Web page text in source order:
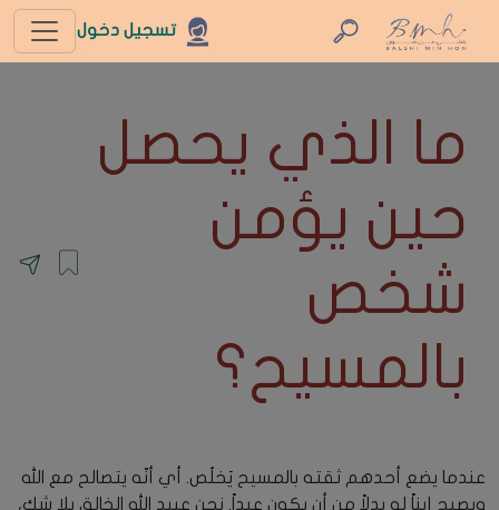
تسجيل دخول
ما الذي يحصل
حين يؤمن
شخص
بالمسيح؟
عندما يضع أحدهم ثقته بالمسيح يَخلُص. أي أنّه يتصالح مع الله
ويصبح إبناً له بدلاً من أن يكون عبداً. نحن عبيد الله الخالق بلا شك،